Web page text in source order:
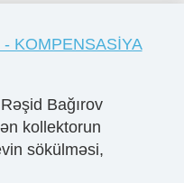
KOMPENSASİYA
Bağırov
kollektorun
sökülməsi,